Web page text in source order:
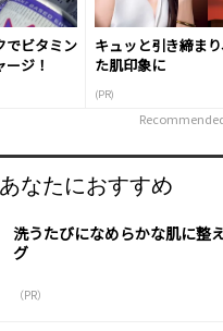
でビタミン
ジ！
キュッと引き締ま
た肌印象に
(PR)
あなたにおすすめ
洗うたびになめらかな肌に整
グ
（PR）